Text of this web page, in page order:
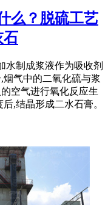
么？脱硫工艺
石
水制成浆液作为吸收剂
气中的二氧化硫与浆
空气进行氧化反应生
,结晶形成二水石膏。